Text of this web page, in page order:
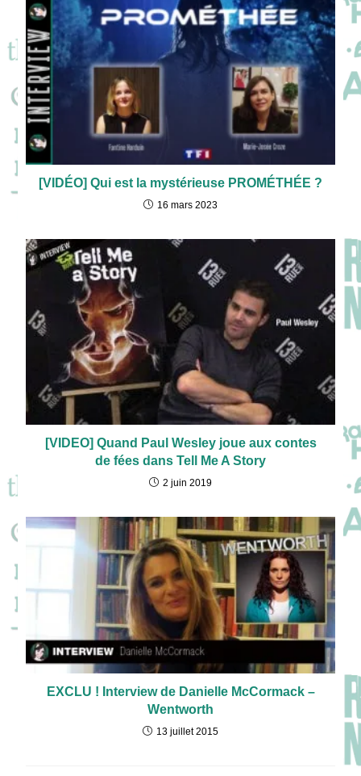
[VIDÉO] Qui est la mystérieuse PROMÉTHÉE ?
16 mars 2023
[VIDEO] Quand Paul Wesley joue aux contes
de fées dans Tell Me A Story
2 juin 2019
EXCLU ! Interview de Danielle McCormack –
Wentworth
13 juillet 2015